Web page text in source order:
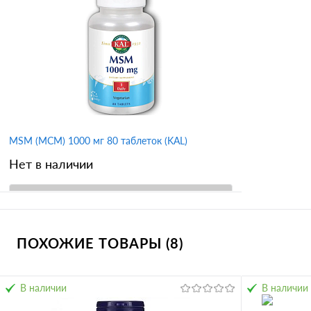
Купить в 1 клик
Сравнение
MSM (МСМ) 1000 мг 80 таблеток (KAL)
Нет в наличии
Купить в 1 клик
Сравнение
ПОХОЖИЕ ТОВАРЫ (8)
В наличии В наличии